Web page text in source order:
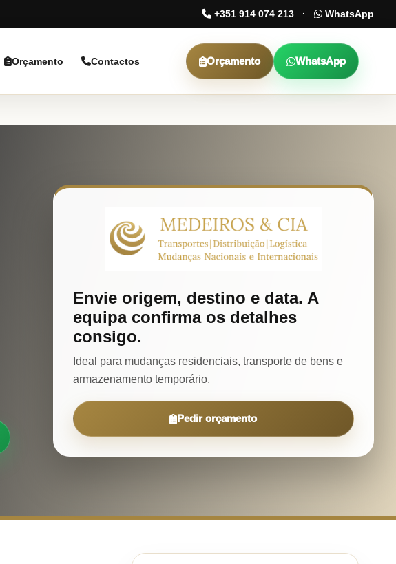
+351 914 074 213 · WhatsApp
Orçamento Contactos Orçamento WhatsApp
Envie origem, destino e data. A
equipa confirma os detalhes
consigo.
Ideal para mudanças residenciais, transporte de bens e
armazenamento temporário.
Pedir orçamento